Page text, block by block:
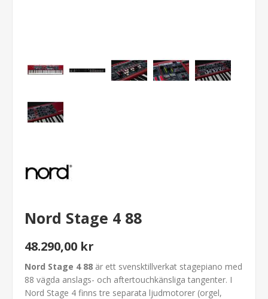
Nord Stage 4 88
48.290,00 kr
Nord Stage 4 88 är ett svensktillverkat stagepiano med
88 vägda anslags- och aftertouchkänsliga tangenter. I
Nord Stage 4 finns tre separata ljudmotorer (orgel,